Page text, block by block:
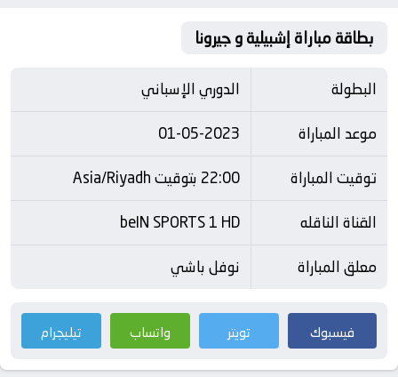
بطاقة مباراة إشبيلية و جيرونا
البطولة
الدوري الإسباني
موعد المباراة
01-05-2023
توقيت المباراة
22:00 بتوقيت Asia/Riyadh
القناة الناقله
beIN SPORTS 1 HD
معلق المباراة
نوفل باشي
فيسبوك تويتر واتساب تيليجرام